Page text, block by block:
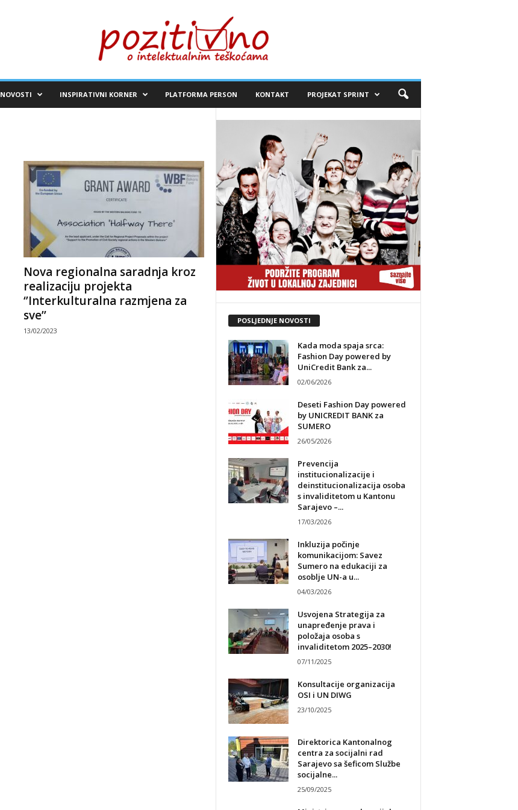
NOVOSTI INSPIRATIVNI KORNER PLATFORMA PERSON KONTAKT PROJEKAT SPRINT
Nova regionalna saradnja kroz
realizaciju projekta
‘’Interkulturalna razmjena za
sve’’
13/02/2023
POSLJEDNJE NOVOSTI
Kada moda spaja srca:
Fashion Day powered by
UniCredit Bank za...
02/06/2026
Deseti Fashion Day powered
by UNICREDIT BANK za
SUMERO
26/05/2026
Prevencija
institucionalizacije i
deinstitucionalizacija osoba
s invaliditetom u Kantonu
Sarajevo –...
17/03/2026
Inkluzija počinje
komunikacijom: Savez
Sumero na edukaciji za
osoblje UN-a u...
04/03/2026
Usvojena Strategija za
unapređenje prava i
položaja osoba s
invaliditetom 2025–2030!
07/11/2025
Konsultacije organizacija
OSI i UN DIWG
23/10/2025
Direktorica Kantonalnog
centra za socijalni rad
Sarajevo sa šeficom Službe
socijalne...
25/09/2025